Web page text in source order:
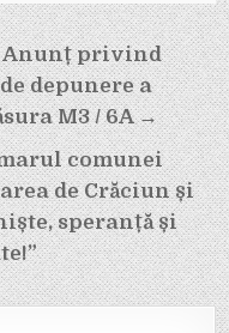
Anunț privind
depunere a
M3 / 6A →
comunei
de Crăciun și
speranță și